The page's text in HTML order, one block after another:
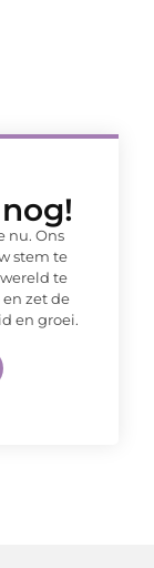
nu. Ons
stem te
te
en zet de
en groei.